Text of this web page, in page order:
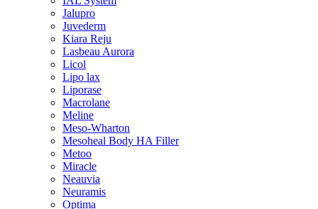
Jalupro
Juvederm
Kiara Reju
Lasbeau Aurora
Licol
Lipo lax
Liporase
Macrolane
Meline
Meso-Wharton
Mesoheal Body HA Filler
Metoo
Miracle
Neauvia
Neuramis
Optima